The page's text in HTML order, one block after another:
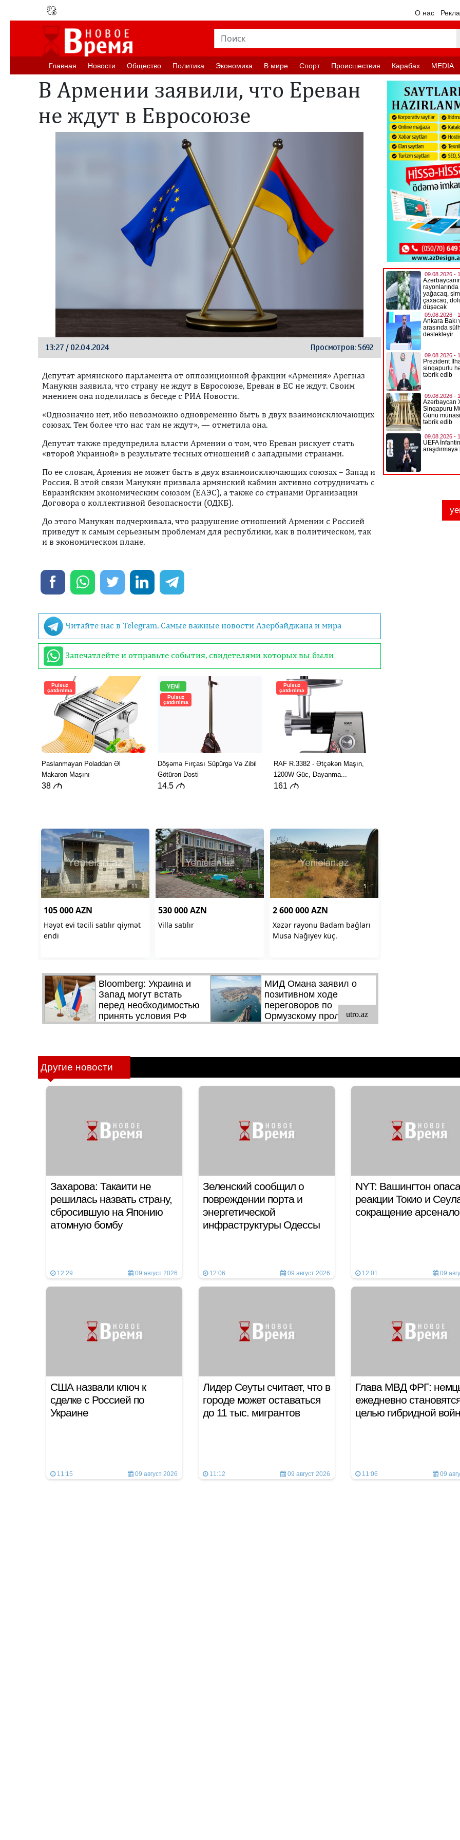
О нас
Главная Новости Oбщество Политика Экономика В мире Спорт Происшествия Карабах MEDIA
В Армении заявили, что Ереван
не ждут в Евросоюзе
13:27 / 02.04.2024 Просмотров: 5692
Депутат армянского парламента от оппозиционной фракции «Армения» Арегназ
Манукян заявила, что страну не ждут в Евросоюзе, Ереван в ЕС не ждут. Своим
мнением она поделилась в беседе с РИА Новости.
«Однозначно нет, ибо невозможно одновременно быть в двух взаимоисключающих
союзах. Тем более что нас там не ждут», — отметила она.
Депутат также предупредила власти Армении о том, что Ереван рискует стать
«второй Украиной» в результате тесных отношений с западными странами.
По ее словам, Армения не может быть в двух взаимоисключающих союзах – Запад и
Россия. В этой связи Манукян призвала армянский кабмин активно сотрудничать с
Евразийским экономическим союзом (ЕАЭС), а также со странами Организации
Договора о коллективной безопасности (ОДКБ).
До этого Манукян подчеркивала, что разрушение отношений Армении с Россией
приведут к самым серьезным проблемам для республики, как в политическом, так
и в экономическом плане.
Читайте нас в Telegram. Самые важные новости Азербайджана и мира
Запечатлейте и отправьте события, свидетелями которых вы были
Другие новости
Захарова: Такаити не
решилась назвать страну,
сбросившую на Японию
атомную бомбу
12:29 09 август 2026
Зеленский сообщил о
повреждении порта и
энергетической
инфраструктуры Одессы
12:06 09 август 2026
NYT: Вашингтон
реакции Токио и
сокращение
12:01 09
США назвали ключ к
сделке с Россией по
Украине
11:15 09 август 2026
Лидер Сеуты считает, что в
городе может оставаться
до 11 тыс. мигрантов
11:12 09 август 2026
Глава МВД ФРГ:
ежедневно
целью гибридной
11:06 09